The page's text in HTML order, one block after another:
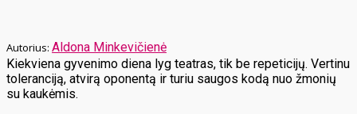
Aldona Minkevičienė
Kiekviena gyvenimo diena lyg teatras, tik be repeticijų. Vertinu
toleranciją, atvirą oponentą ir turiu saugos kodą nuo žmonių
su kaukėmis.